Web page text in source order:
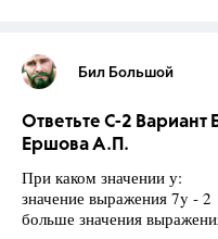
Бил Большой
Ответьте С-2 Вариант
Ершова А.П.
При каком значении у:
значение выражения 7y - 2
больше значения